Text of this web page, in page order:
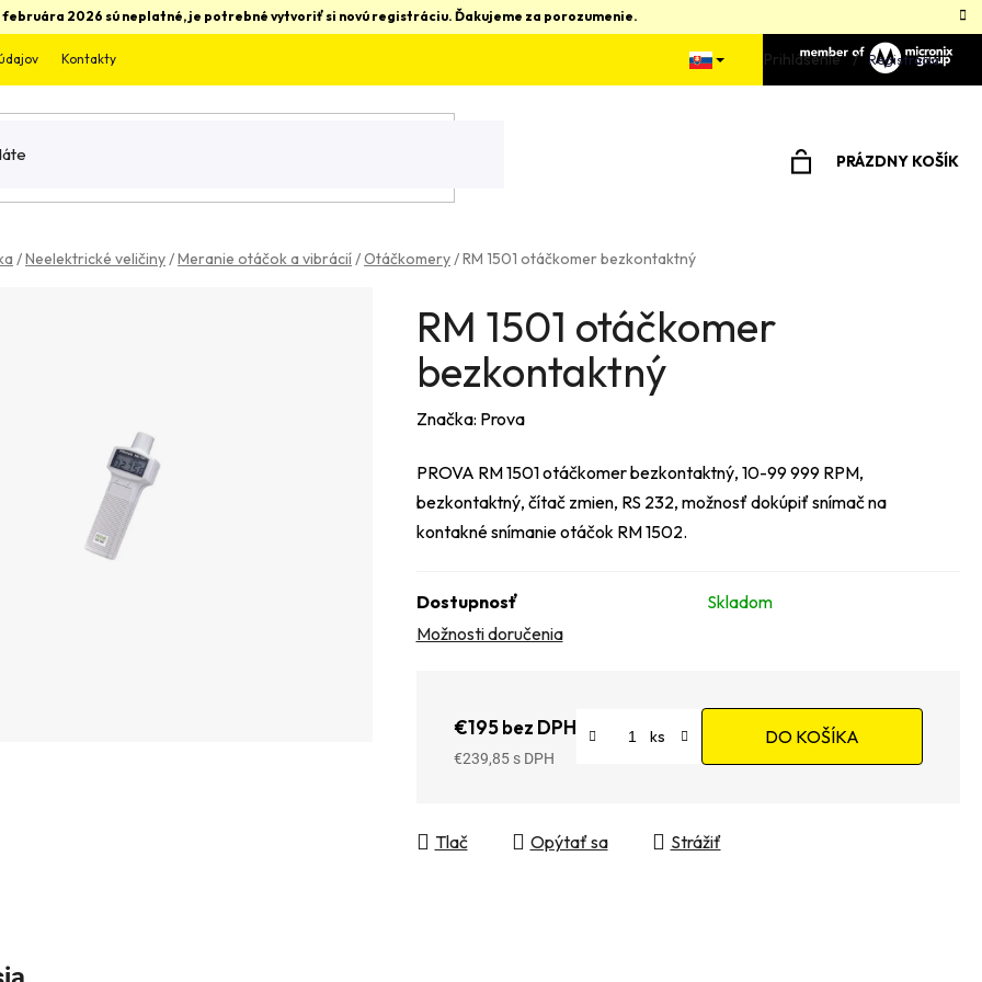
2026 sú neplatné, je potrebné vytvoriť si novú registráciu. Ďakujeme za porozumenie.
Kontakty Prihlásenie Registrácia
PRÁZDNY KOŠÍK
/Neelektrické veličiny/Meranie otáčok a vibrácií/Otáčkomery/RM 1501 otáčkomer bezkontaktný
RM 1501 otáčkomer
bezkontaktný
Značka: Prova
PROVA RM 1501 otáčkomer bezkontaktný, 10-99 999 RPM,
bezkontaktný, čítač zmien, RS 232, možnosť dokúpiť snímač na
kontakné snímanie otáčok RM 1502.
Dostupnosť
Skladom
Možnosti doručenia
€195 bez DPH
€239,85
DO KOŠÍKA
Tlač Opýtať sa Strážiť